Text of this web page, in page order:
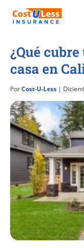
¿Qué
casa en
PorCost-U-Less |